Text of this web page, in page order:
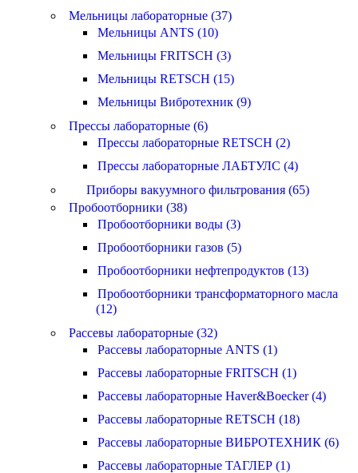
Мельницы лабораторные (37)
Мельницы ANTS (10)
Мельницы FRITSCH (3)
Мельницы RETSCH (15)
Мельницы Вибротехник (9)
Прессы лабораторные (6)
Прессы лабораторные RETSCH (2)
Прессы лабораторные ЛАБТУЛС (4)
Приборы вакуумного фильтрования (65)
Пробоотборники (38)
Пробоотборники воды (3)
Пробоотборники газов (5)
Пробоотборники нефтепродуктов (13)
Пробоотборники трансформаторного масла
(12)
Рассевы лабораторные (32)
Рассевы лабораторные ANTS (1)
Рассевы лабораторные FRITSCH (1)
Рассевы лабораторные Haver&Boecker (4)
Рассевы лабораторные RETSCH (18)
Рассевы лабораторные ВИБРОТЕХНИК (6)
Рассевы лабораторные ТАГЛЕР (1)